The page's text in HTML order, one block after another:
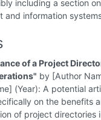
including a section
and information
of a Project
by [Author
(Year): A potential
on the benefits
of project directories